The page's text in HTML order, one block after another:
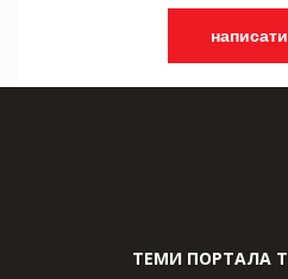
ТЕМИ ПОРТАЛА